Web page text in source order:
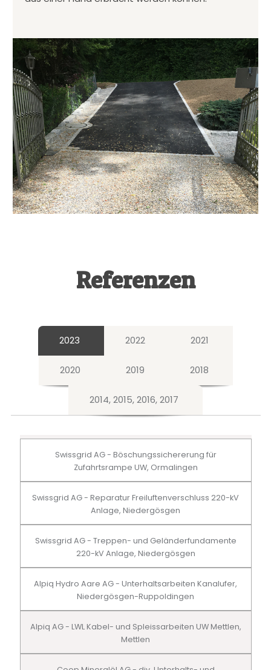
Referenzen
2023 2022 2021
2020 2019 2018
2014, 2015, 2016, 2017
Swissgrid AG - Böschungssichererung für
Zufahrtsrampe UW, Ormalingen
Swissgrid AG - Reparatur Freiluftenverschluss 220-kV
Anlage, Niedergösgen
Swissgrid AG - Treppen- und Geländerfundamente
220-kV Anlage, Niedergösgen
Alpiq Hydro Aare AG - Unterhaltsarbeiten Kanalufer,
Niedergösgen-Ruppoldingen
Alpiq AG - LWL Kabel- und Spleissarbeiten UW Mettlen,
Mettlen